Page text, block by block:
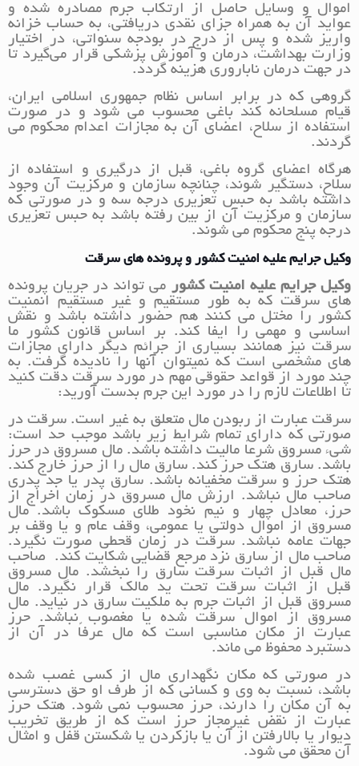
اموال و وسایل حاصل از ارتکاب جرم مصادره شده و
عواید آن به همراه جزای نقدی دریافتی، به حساب خزانه
واریز شده و پس از درج در بودجه سنواتی، در اختیار
وزارت بهداشت، درمان و آموزش پزشکی قرار می‌گیرد تا
در جهت درمان ناباروری هزینه گردد.
گروهی که در برابر اساس نظام جمهوری اسلامی ایران،
قیام مسلحانه کند باغی محسوب می شود و در صورت
استفاده از سلاح، اعضای آن به مجازات اعدام محکوم می
گردند.
هرگاه اعضای گروه باغی، قبل از درگیری و استفاده از
سلاح، دستگیر شوند، چنانچه سازمان و مرکزیت آن وجود
داشته باشد به حبس تعزیری درجه سه و در صورتی که
سازمان و مرکزیت آن از بین رفته باشد به حبس تعزیری
درجه پنج محکوم می شوند.
وکیل جرایم علیه امنیت کشور و پرونده های سرقت
وکیل جرایم علیه امنیت کشور می تواند در جریان پرونده
های سرقت که به طور مستقیم و غیر مستقیم انمنیت
کشور را مختل می کنند هم حضور داشته باشد و نقش
اساسی و مهمی را ایفا کند. بر اساس قانون کشور ما
سرقت نیز همانند بسیاری از جرائم دیگر دارای مجازات
های مشخصی است که نمیتوان آنها را نادیده گرفت. به
چند مورد از قواعد حقوقی مهم در مورد سرقت دقت کنید
تا اطلاعات لازم را در مورد این جرم بدست آورید:
سرقت عبارت از ربودن مال متعلق به غیر است. سرقت در
صورتی که دارای تمام شرایط زیر باشد موجب حد است:
شیء مسروق شرعاً مالیت داشته باشد. مال مسروق در حرز
باشد. سارق هتک حرز کند. سارق مال را از حرز خارج کند.
هتک حرز و سرقت مخفیانه باشد. سارق پدر یا جد پدری
صاحب مال نباشد. ارزش مال مسروق در زمان اخراج از
حرز، معادل چهار و نیم نخود طلای مسکوک باشد. مال
مسروق از اموال دولتی یا عمومی، وقف عام و یا وقف بر
جهات عامه نباشد. سرقت در زمان قحطی صورت نگیرد.
صاحب مال از سارق نزد مرجع قضایی شکایت کند. صاحب
مال قبل از اثبات سرقت سارق را نبخشد. مال مسروق
قبل از اثبات سرقت تحت ید مالک قرار نگیرد. مال
مسروق قبل از اثبات جرم به ملکیت سارق در نیاید. مال
مسروق از اموال سرقت شده یا مغصوب نباشد. حرز
عبارت از مکان مناسبی است که مال عرفاً در آن از
دستبرد محفوظ می ماند.
در صورتی که مکان نگهداری مال از کسی غصب شده
باشد، نسبت به وی و کسانی که از طرف او حق دسترسی
به آن مکان را دارند، حرز محسوب نمی شود. هتک حرز
عبارت از نقض غیرمجاز حرز است که از طریق تخریب
دیوار یا بالارفتن از آن یا بازکردن یا شکستن قفل و امثال
آن محقق می شود.